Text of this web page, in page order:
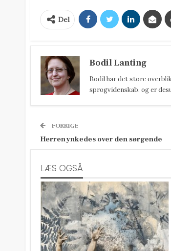
Del
Bodil Lanting
Bodil har det store
sprogvidenskab, og er
FORRIGE
Herren ynkedes over den sørgende
LÆS OGSÅ